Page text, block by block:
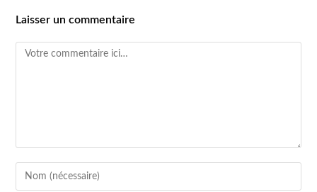
Laisser un commentaire